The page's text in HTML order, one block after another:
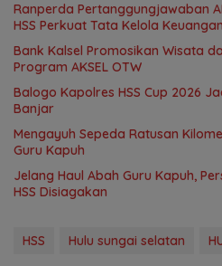
Ranperda Pertanggungjawaban
HSS Perkuat Tata Kelola Keuangan
Bank Kalsel Promosikan Wisata
Program AKSEL OTW
Balogo Kapolres HSS Cup 2026
Banjar
Mengayuh Sepeda Ratusan
Guru Kapuh
Jelang Haul Abah Guru Kapuh,
HSS Disiagakan
HSS Hulu sungai selatan